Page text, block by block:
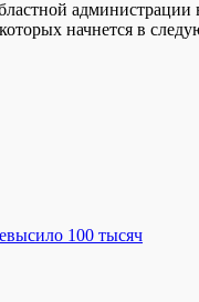
начнется в
100 тысяч